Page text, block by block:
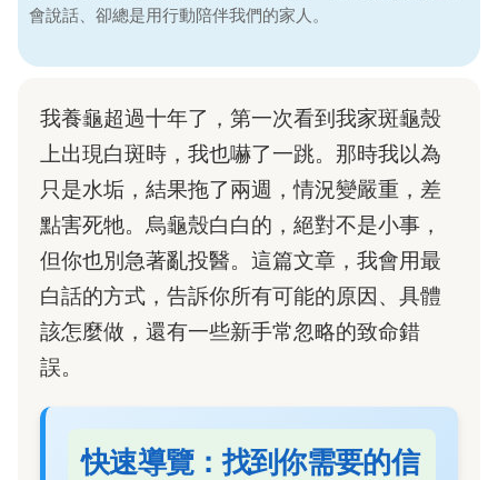
會說話、卻總是用行動陪伴我們的家人。
我養龜超過十年了，第一次看到我家斑龜殼
上出現白斑時，我也嚇了一跳。那時我以為
只是水垢，結果拖了兩週，情況變嚴重，差
點害死牠。烏龜殼白白的，絕對不是小事，
但你也別急著亂投醫。這篇文章，我會用最
白話的方式，告訴你所有可能的原因、具體
該怎麼做，還有一些新手常忽略的致命錯
誤。
快速導覽：找到你需要的信